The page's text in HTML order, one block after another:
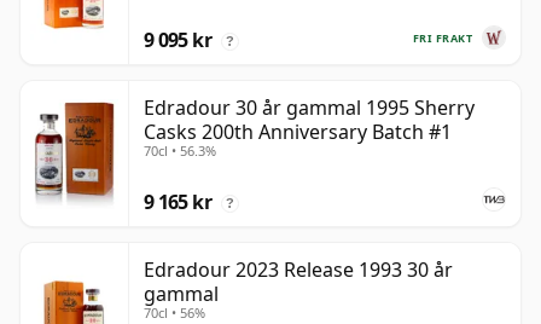
FRI FRAKT
9 095 kr ?
Edradour 30 år gammal 1995 Sherry
Casks 200th Anniversary Batch #1
70cl • 56.3%
9 165 kr ?
Edradour 2023 Release 1993 30 år
gammal
70cl • 56%